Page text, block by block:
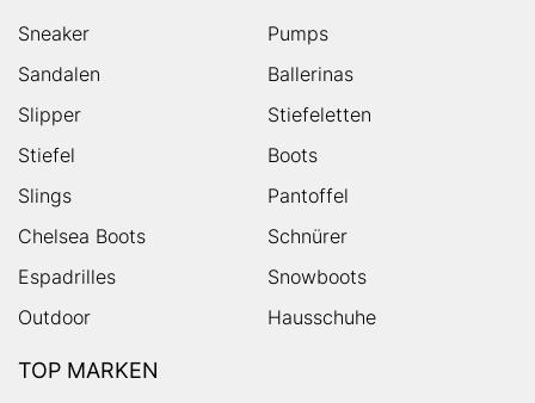
Sneaker
Pumps
Sandalen
Ballerinas
Slipper
Stiefeletten
Stiefel
Boots
Slings
Pantoffel
Chelsea Boots
Schnürer
Espadrilles
Snowboots
Outdoor
Hausschuhe
TOP MARKEN